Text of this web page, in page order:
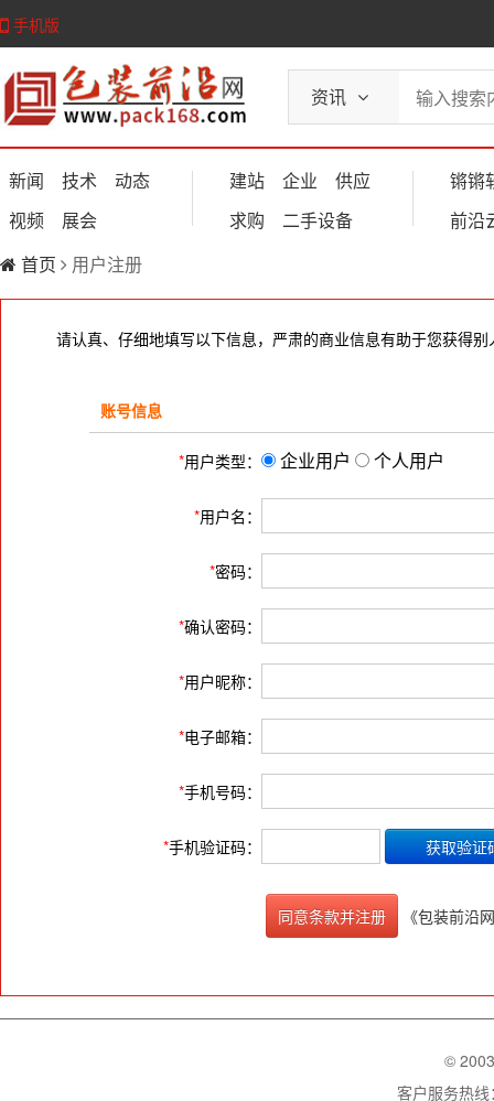
手机版
资讯
新闻 技术
动态
视频
展会
建站 企业
供应
求购
二手设备
锵锵
前沿
首页
用户注册
请认真、仔细地填写以下信息，严肃的商业信息有助于您获得
账号信息
*用户类型： 企业用户 个人用户
*用户名：
*密码：
*确认密码：
*用户昵称：
*电子邮箱：
*手机号码：
*手机验证码：
同意条款并注册 《包装前沿
©
客户服务热